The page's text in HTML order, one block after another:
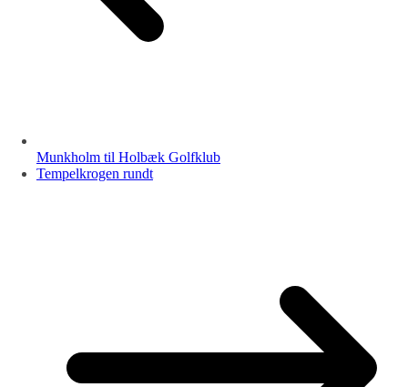
Munkholm til Holbæk Golfklub
Tempelkrogen rundt